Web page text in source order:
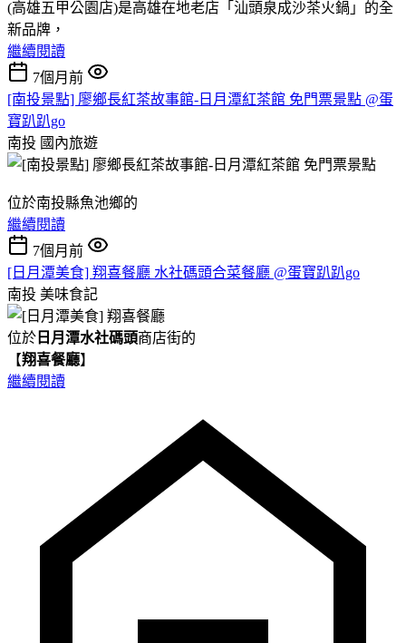
(高雄五甲公園店)是高雄在地老店「汕頭泉成沙茶火鍋」的全
新品牌，
繼續閱讀
7個月前
[南投景點] 廖鄉長紅茶故事館-日月潭紅茶館 免門票景點 @蛋
寶趴趴go
南投 國內旅遊
位於南投縣魚池鄉的
繼續閱讀
7個月前
[日月潭美食] 翔喜餐廳 水社碼頭合菜餐廳 @蛋寶趴趴go
南投 美味食記
位於 日月潭水社碼頭商店街的
【翔喜餐廳】
繼續閱讀